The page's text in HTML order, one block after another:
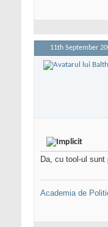
11th September
Da, cu tool-ul
Academia de